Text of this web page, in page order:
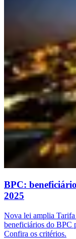
BPC:
2025
Nova lei amplia
beneficiários do BPC
Confira os critérios.